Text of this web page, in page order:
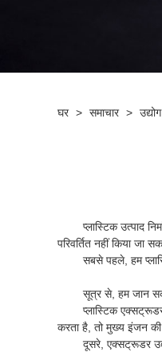
घर > समाचार >
प्लास्टिक उत्पाद
परिवर्तित नहीं किया
सबसे पहले, हम
सूत्र से, हम जान
प्लास्टिक
करता है, तो मुख्य इंजन
दूसरे, एक्सट्रूडर